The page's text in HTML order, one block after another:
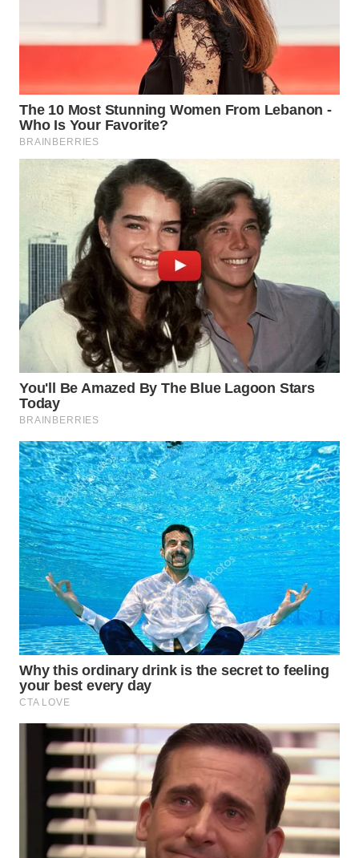
TENGAH
WN DELI
SERDANG
WN
TEBING
TINGGI
PAKPAK
WN
KARAWANG
BEKASI
WN
BOGOR
WN
DEPOK
WN
TAPANULI
UTARA
WN
SAMOSIR
WN
PADANG
LAWAS
WN
SUMEDANG
WN
CIANJUR
WN